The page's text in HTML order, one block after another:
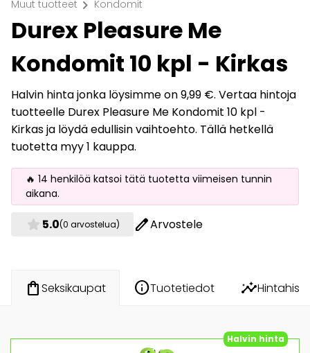
Muut tuotteet chevron_right Kondomit
Durex Pleasure Me
Kondomit 10 kpl - Kirkas
Halvin hinta jonka löysimme on 9,99 €. Vertaa hintoja
tuotteelle Durex Pleasure Me Kondomit 10 kpl -
Kirkas ja löydä edullisin vaihtoehto. Tällä hetkellä
tuotetta myy 1 kauppa.
🔥 14 henkilöä katsoi tätä tuotetta viimeisen tunnin
aikana.
star 5.0(0 arvostelua) editArvostele
shopping_bagSeksikaupat infoTuotetiedot insights
Halvin hinta